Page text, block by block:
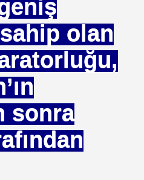
olan
sonra
Konfederasyonu